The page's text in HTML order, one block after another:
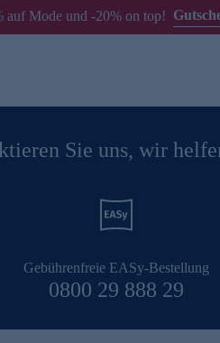
auf Mode und -20% on top!
Sie uns, wir
Gebührenfreie EASy-Bestellung
0800 29 888 29